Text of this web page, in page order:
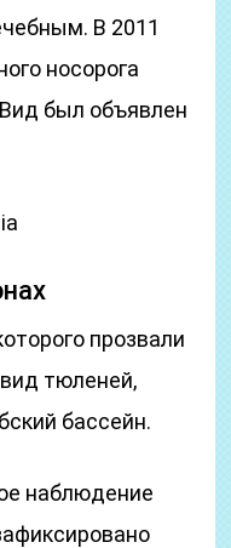
В 2011
носорога
был объявлен
прозвали
тюленей,
бассейн.
наблюдение